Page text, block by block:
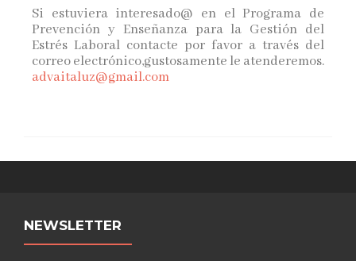
Si estuviera interesado@ en el Programa de
Prevención y Enseñanza para la Gestión del
Estrés Laboral contacte por favor a través del
correo electrónico,gustosamente le atenderemos.
advaitaluz@gmail.com
NEWSLETTER